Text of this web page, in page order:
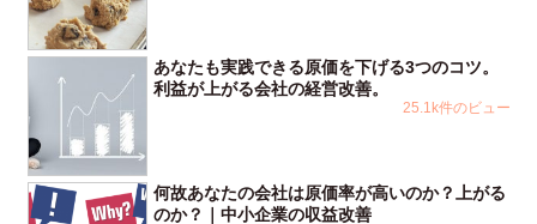
あなたも実践できる原価を下げる3つのコツ。
利益が上がる会社の経営改善。
25.1k件のビュー
何故あなたの会社は原価率が高いのか？上がる
のか？｜中小企業の収益改善